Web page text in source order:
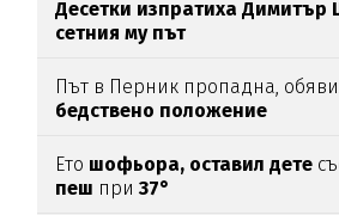
Десетки изпратиха Димитър
сетния му път
Път в Перник пропадна,
бедствено положение
Ето шофьора, оставил дете
пеш при37°